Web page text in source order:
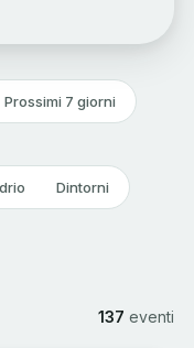
Prossimi 7 giorni
Dintorni
137 eventi